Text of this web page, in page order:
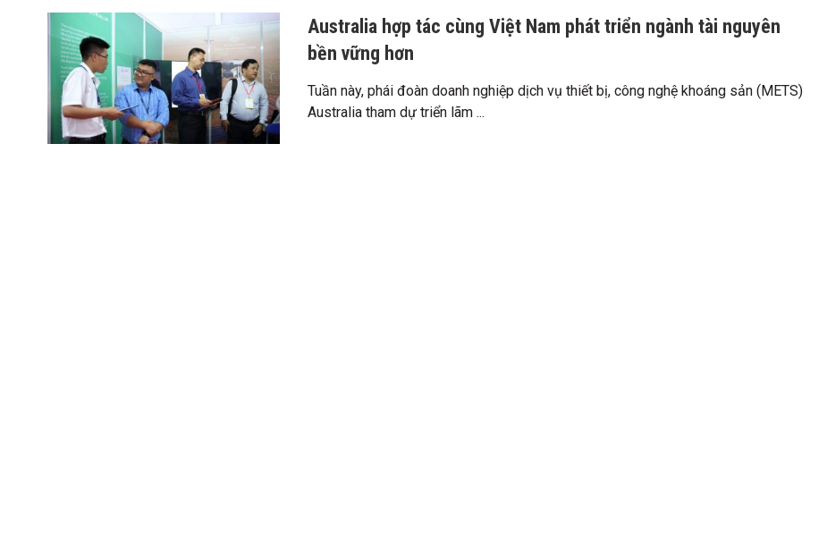
Australia hợp tác cùng Việt Nam phát triển ngành tài nguyên
bền vững hơn
Tuần này, phái đoàn doanh nghiệp dịch vụ thiết bị, công nghệ khoáng sản (METS)
Australia tham dự triển lãm ...